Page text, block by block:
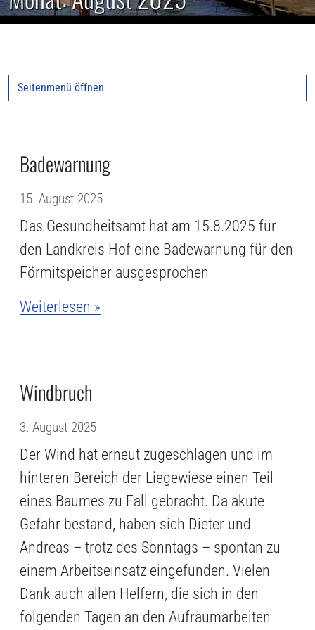
Badewarnung
15. August 2025
Das Gesundheitsamt hat am 15.8.2025 für
den Landkreis Hof eine Badewarnung für den
Förmitspeicher ausgesprochen
Weiterlesen »
Windbruch
3. August 2025
Der Wind hat erneut zugeschlagen und im
hinteren Bereich der Liegewiese einen Teil
eines Baumes zu Fall gebracht. Da akute
Gefahr bestand, haben sich Dieter und
Andreas – trotz des Sonntags – spontan zu
einem Arbeitseinsatz eingefunden. Vielen
Dank auch allen Helfern, die sich in den
folgenden Tagen an den Aufräumarbeiten
Seitenmenü öffnen